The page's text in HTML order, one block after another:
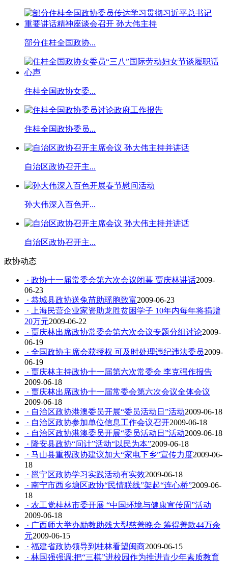
部分住桂全国政协...
住桂全国政协女委...
住桂全国政协委员...
自治区政协召开主...
孙大伟深入百色开...
自治区政协召开主...
政协动态
· 政协十一届常委会第六次会议闭幕 贾庆林讲话2009-
06-23
· 恭城县政协送兔苗助瑶胞致富2009-06-23
· 上海民营企业家资助龙胜贫困学子 10年内每年将捐赠
20万元2009-06-22
· 贾庆林出席政协常委会第六次会议专题分组讨论2009-
06-19
· 全国政协主席会获授权 可及时处理违纪违法委员2009-
06-19
· 贾庆林主持政协十一届第六次常委会 李克强作报告
2009-06-18
· 贾庆林出席政协十一届常委会第六次会议全体会议
2009-06-18
· 自治区政协港澳委员开展“委员活动日”活动2009-06-18
· 自治区政协参加单位信息工作会议召开2009-06-18
· 自治区政协港澳委员开展“委员活动日”活动2009-06-18
· 隆安县政协“问计”活动“以民为本”2009-06-18
· 马山县重视政协建议加大“家电下乡”宣传力度2009-06-
18
· 邕宁区政协学习实践活动有实效2009-06-18
· 南宁市西乡塘区政协“民情联线”架起“连心桥”2009-06-
18
· 农工党桂林市委开展 “中国环境与健康宣传周”活动
2009-06-18
· 广西师大举办励教助残大型慈善晚会 筹得善款44万余
元2009-06-15
· 福建省政协领导到桂林看望闽商2009-06-15
· 林国强强调:把“三棋”进校园作为推进青少年素质教育